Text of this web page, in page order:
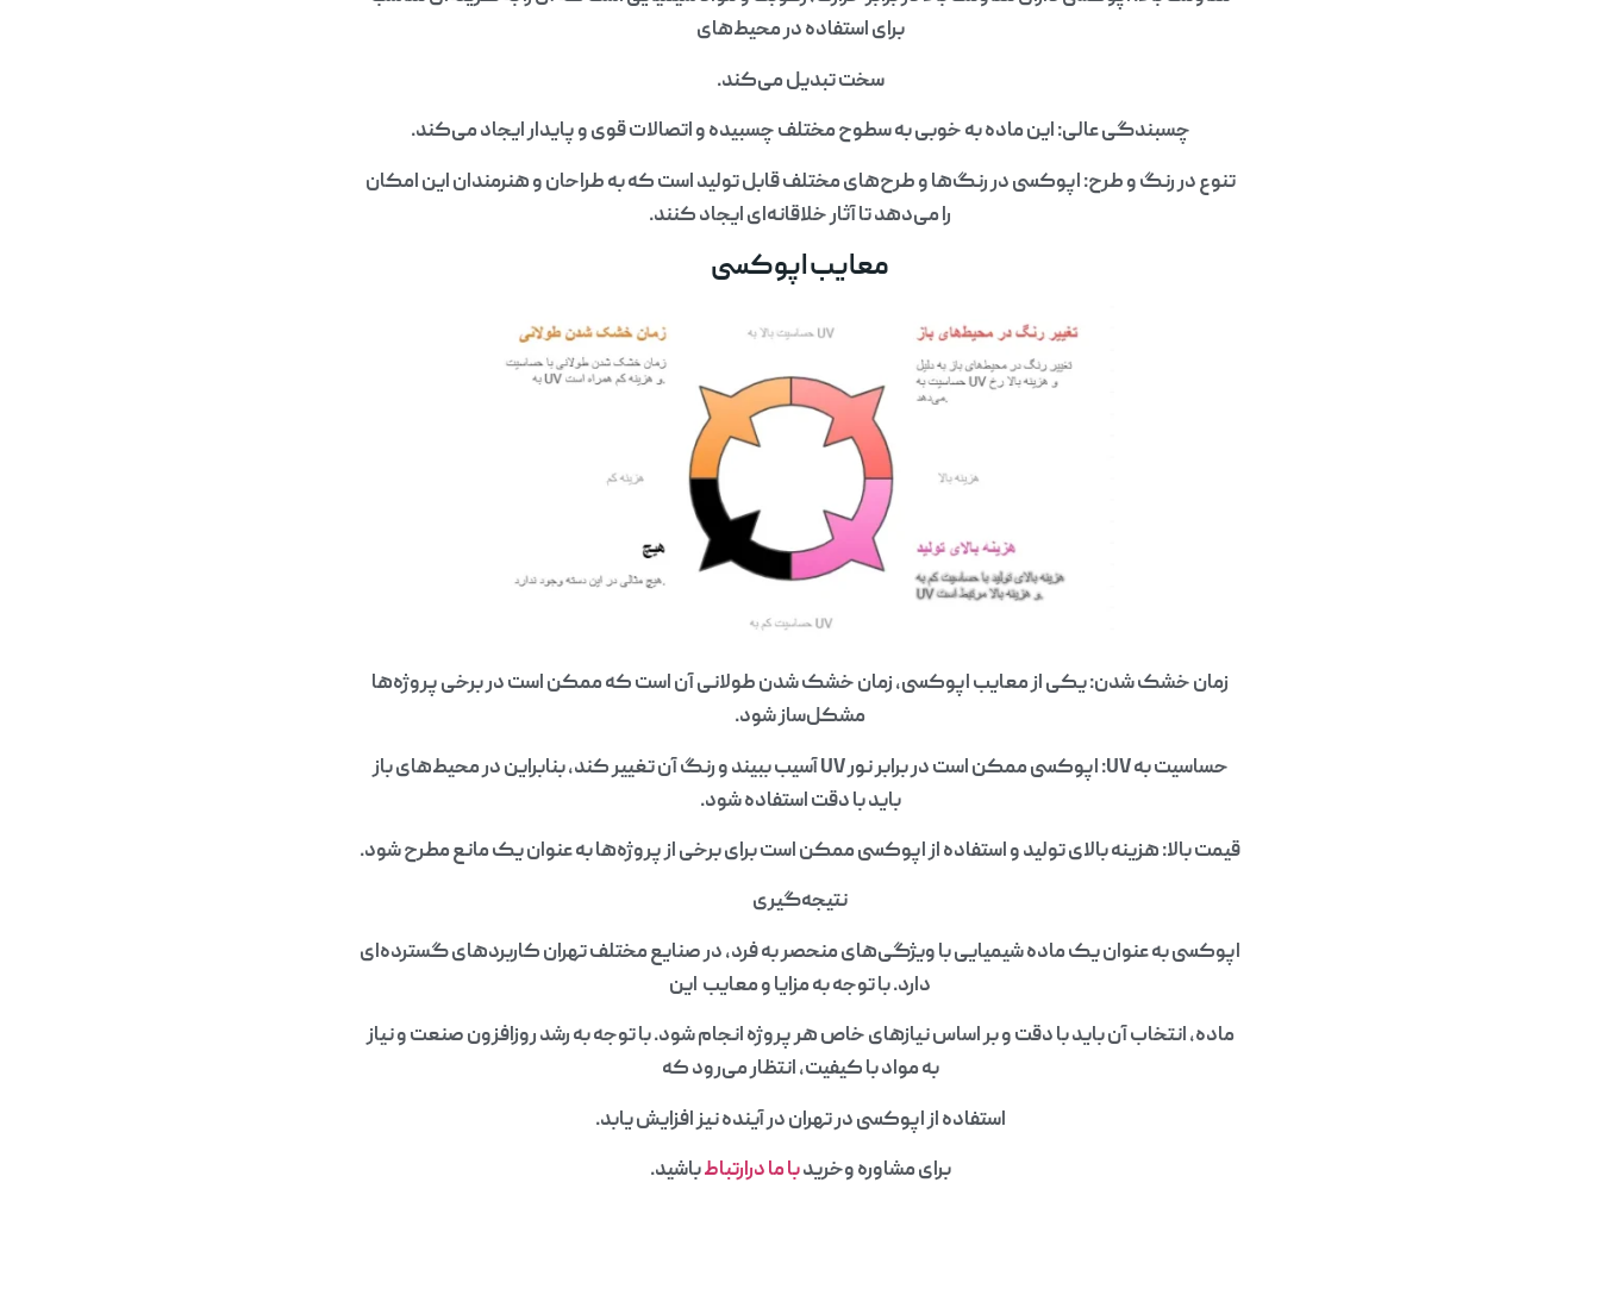
برای استفاده در محیط‌های
سخت تبدیل می‌کند.
چسبندگی عالی: این ماده به خوبی به سطوح مختلف چسبیده و اتصالات قوی و پایدار ایجاد می‌کند.
تنوع در رنگ و طرح: اپوکسی در رنگ‌ها و طرح‌های مختلف قابل تولید است که به طراحان و هنرمندان این امکان
را می‌دهد تا آثار خلاقانه‌ای ایجاد کنند.
معایب اپوکسی
زمان خشک شدن: یکی از معایب اپوکسی، زمان خشک شدن طولانی آن است که ممکن است در برخی پروژه‌ها
مشکل‌ساز شود.
حساسیت به UV: اپوکسی ممکن است در برابر نور UV آسیب ببیند و رنگ آن تغییر کند، بنابراین در محیط‌های باز
باید با دقت استفاده شود.
قیمت بالا: هزینه بالای تولید و استفاده از اپوکسی ممکن است برای برخی از پروژه‌ها به عنوان یک مانع مطرح شود.
نتیجه‌گیری
اپوکسی به عنوان یک ماده شیمیایی با ویژگی‌های منحصر به فرد، در صنایع مختلف تهران کاربردهای گسترده‌ای
دارد. با توجه به مزایا و معایب این
ماده، انتخاب آن باید با دقت و بر اساس نیازهای خاص هر پروژه انجام شود. با توجه به رشد روزافزون صنعت و نیاز
به مواد با کیفیت، انتظار می‌رود که
استفاده از اپوکسی در تهران در آینده نیز افزایش یابد.
برای مشاوره وخریدبا ما درارتباطباشید.